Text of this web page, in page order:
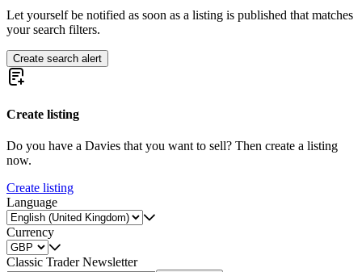
Let yourself be notified as soon as a listing is published that matches
your search filters.
Create search alert
Create listing
Do you have a Davies that you want to sell? Then create a listing
now.
Create listing
Language
Currency
Classic Trader Newsletter